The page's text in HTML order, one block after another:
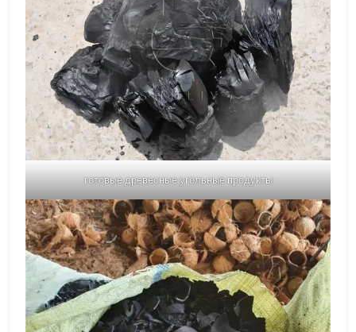
готовые древесные угольные продукты